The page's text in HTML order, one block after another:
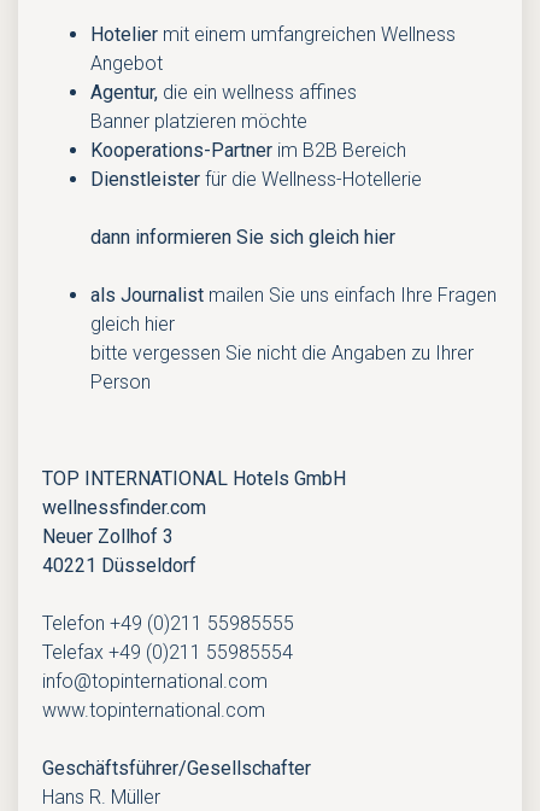
Hotelier mit einem umfangreichen Wellness
Angebot
Agentur, die ein wellness affines
Banner platzieren möchte
Kooperations-Partner im B2B Bereich
Dienstleister für die Wellness-Hotellerie
dann informieren Sie sich gleich hier
als Journalist mailen Sie uns einfach Ihre Fragen
gleich hier
bitte vergessen Sie nicht die Angaben zu Ihrer
Person
TOP INTERNATIONAL Hotels GmbH
wellnessfinder.com
Neuer Zollhof 3
40221 Düsseldorf
Telefon +49 (0)211 55985555
Telefax +49 (0)211 55985554
info@topinternational.com
www.topinternational.com
Geschäftsführer/Gesellschafter
Hans R. Müller